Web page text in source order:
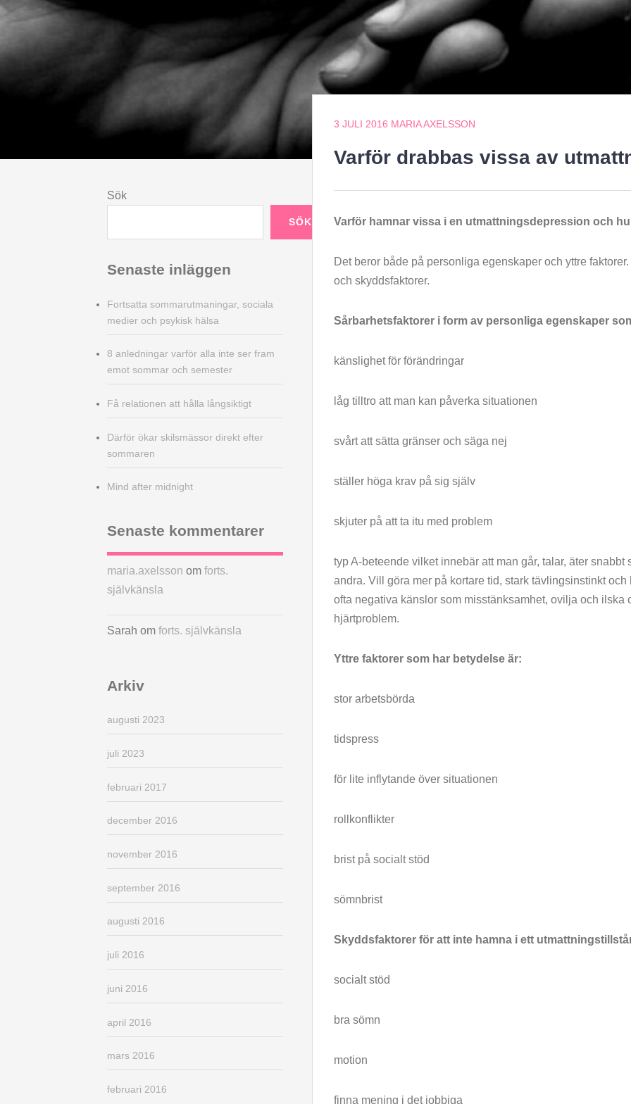
3 JULI 2016 MARIA AXELSSON
Varför drabbas vissa av
Varför hamnar vissa i en utmattningsdepression och
Det beror både på personliga egenskaper och yttre
och skyddsfaktorer.
Sårbarhetsfaktorer i form av personliga egenskaper
känslighet för förändringar
låg tilltro att man kan påverka situationen
svårt att sätta gränser och säga nej
ställer höga krav på sig själv
skjuter på att ta itu med problem
typ A-beteende vilket innebär att man går, talar, äter
andra. Vill göra mer på kortare tid, stark tävlingsinstinkt
ofta negativa känslor som misstänksamhet, ovilja och ilska
hjärtproblem.
Yttre faktorer som har betydelse är:
stor arbetsbörda
tidspress
för lite inflytande över situationen
rollkonflikter
brist på socialt stöd
sömnbrist
Skyddsfaktorer för att inte hamna i ett
socialt stöd
bra sömn
motion
finna mening i det jobbiga
Sök
SÖK
Senaste inläggen
Fortsatta sommarutmaningar, sociala
medier och psykisk hälsa
8 anledningar varför alla inte ser fram
emot sommar och semester
Få relationen att hålla långsiktigt
Därför ökar skilsmässor direkt efter
sommaren
Mind after midnight
Senaste kommentarer
maria.axelsson om forts.
självkänsla
Sarah om forts. självkänsla
Arkiv
augusti 2023
juli 2023
februari 2017
december 2016
november 2016
september 2016
augusti 2016
juli 2016
juni 2016
april 2016
mars 2016
februari 2016